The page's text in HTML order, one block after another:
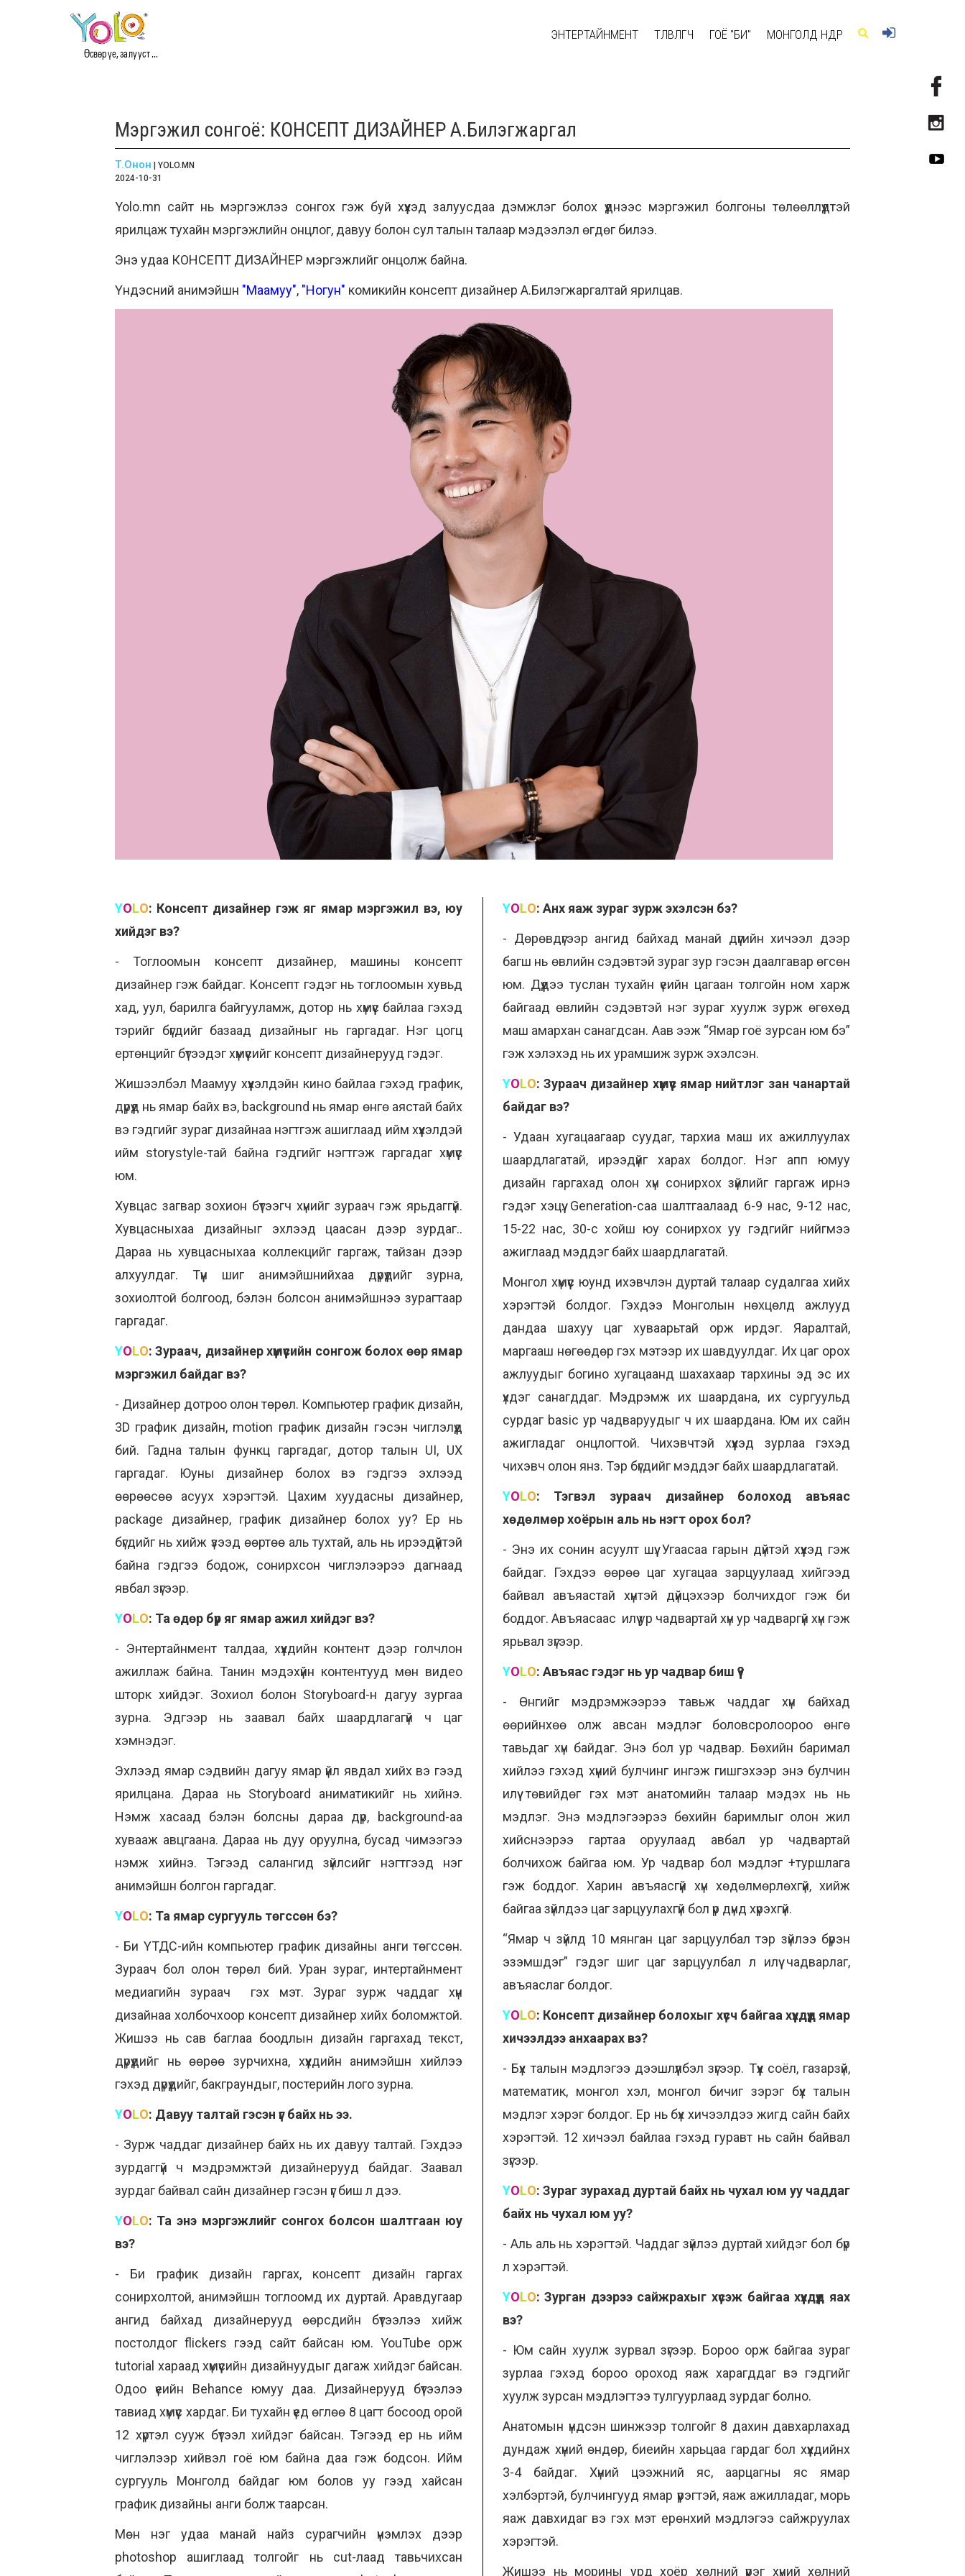
Өсвөр үе, залууст ...
ЭНТЕРТАЙНМЕНТ ТӨЛӨВЛӨГЧ ГОЁ "БИ" МОНГОЛД ӨНӨӨДӨР
Мэргэжил сонгоё: КОНСЕПТ ДИЗАЙНЕР А.Билэгжаргал
Т.Онон | YOLO.MN
2024-10-31
Yolo.mn сайт нь мэргэжлээ сонгох гэж буй хүүхэд залуусдаа дэмжлэг болох үүднээс мэргэжил болгоны төлөөллүүдтэй
ярилцаж тухайн мэргэжлийн онцлог, давуу болон сул талын талаар мэдээлэл өгдөг билээ.
Энэ удаа КОНСЕПТ ДИЗАЙНЕР мэргэжлийг онцолж байна.
Үндэсний анимэйшн "Маамуу", "Ногун" комикийн консепт дизайнер А.Билэгжаргалтай ярилцав.
YOLO: Консепт дизайнер гэж яг ямар мэргэжил вэ, юу
хийдэг вэ?
- Тоглоомын консепт дизайнер, машины консепт
дизайнер гэж байдаг. Консепт гэдэг нь тоглоомын хувьд
хад, уул, барилга байгууламж, дотор нь хүмүүс байлаа гэхэд
тэрийг бүгдийг базаад дизайныг нь гаргадаг. Нэг цогц
ертөнцийг бүтээдэг хүмүүсийг консепт дизайнерууд гэдэг.
Жишээлбэл Маамуу хүүхэлдэйн кино байлаа гэхэд график,
дүрүүд нь ямар байх вэ, background нь ямар өнгө аястай байх
вэ гэдгийг зураг дизайнаа нэгтгэж ашиглаад ийм хүүхэлдэй
ийм storystyle-тай байна гэдгийг нэгтгэж гаргадаг хүмүүс
юм.
Хувцас загвар зохион бүтээгч хүнийг зураач гэж ярьдаггүй.
Хувцасныхаа дизайныг эхлээд цаасан дээр зурдаг..
Дараа нь хувцасныхаа коллекцийг гаргаж, тайзан дээр
алхуулдаг. Түүн шиг анимэйшнийхаа дүрүүдийг зурна,
зохиолтой болгоод, бэлэн болсон анимэйшнээ зурагтаар
гаргадаг.
YOLO: Зураач, дизайнер хүмүүсийн сонгож болох өөр ямар
мэргэжил байдаг вэ?
- Дизайнер дотроо олон төрөл. Компьютер график дизайн,
3D график дизайн, motion график дизайн гэсэн чиглэлүүд
бий. Гадна талын функц гаргадаг, дотор талын UI, UX
гаргадаг. Юуны дизайнер болох вэ гэдгээ эхлээд
өөрөөсөө асуух хэрэгтэй. Цахим хуудасны дизайнер,
package дизайнер, график дизайнер болох уу? Ер нь
бүгдийг нь хийж үзээд өөртөө аль тухтай, аль нь ирээдүйтэй
байна гэдгээ бодож, сонирхсон чиглэлээрээ дагнаад
явбал зүгээр.
YOLO: Та өдөр бүр яг ямар ажил хийдэг вэ?
- Энтертайнмент талдаа, хүүхдийн контент дээр голчлон
ажиллаж байна. Танин мэдэхүйн контентууд мөн видео
шторк хийдэг. Зохиол болон Storyboard-н дагуу зургаа
зурна. Эдгээр нь заавал байх шаардлагагүй ч цаг
хэмнэдэг.
Эхлээд ямар сэдвийн дагуу ямар үйл явдал хийх вэ гээд
ярилцана. Дараа нь Storyboard аниматикийг нь хийнэ.
Нэмж хасаад бэлэн болсны дараа дүр, background-аа
хувааж авцгаана. Дараа нь дуу оруулна, бусад чимээгээ
нэмж хийнэ. Тэгээд салангид зүйлсийг нэгтгээд нэг
анимэйшн болгон гаргадаг.
YOLO: Та ямар сургууль төгссөн бэ?
- Би ҮТДС-ийн компьютер график дизайны анги төгссөн.
Зураач бол олон төрөл бий. Уран зураг, интертайнмент
медиагийн зураач гэх мэт. Зураг зурж чаддаг хүн
дизайнаа холбочхоор консепт дизайнер хийх боломжтой.
Жишээ нь сав баглаа боодлын дизайн гаргахад текст,
дүрүүдийг нь өөрөө зурчихна, хүүхдийн анимэйшн хийлээ
гэхэд дүрүүдийг, бакграундыг, постерийн лого зурна.
YOLO: Давуу талтай гэсэн үг байх нь ээ.
- Зурж чаддаг дизайнер байх нь их давуу талтай. Гэхдээ
зурдаггүй ч мэдрэмжтэй дизайнерууд байдаг. Заавал
зурдаг байвал сайн дизайнер гэсэн үг биш л дээ.
YOLO: Та энэ мэргэжлийг сонгох болсон шалтгаан юу
вэ?
- Би график дизайн гаргах, консепт дизайн гаргах
сонирхолтой, анимэйшн тоглоомд их дуртай. Аравдугаар
ангид байхад дизайнерууд өөрсдийн бүтээлээ хийж
постолдог flickers гээд сайт байсан юм. YouTube орж
tutorial хараад хүмүүсийн дизайнуудыг дагаж хийдэг байсан.
Одоо үеийн Behance юмуу даа. Дизайнерууд бүтээлээ
тавиад хүмүүс хардаг. Би тухайн үед өглөө 8 цагт босоод орой
12 хүртэл сууж бүтээл хийдэг байсан. Тэгээд ер нь ийм
чиглэлээр хийвэл гоё юм байна даа гэж бодсон. Ийм
сургууль Монголд байдаг юм болов уу гээд хайсан
график дизайны анги болж таарсан.
Мөн нэг удаа манай найз сурагчийн үнэмлэх дээр
photoshop ашиглаад толгойг нь cut-лаад тавьчихсан
YOLO: Анх яаж зураг зурж эхэлсэн бэ?
- Дөрөвдүгээр ангид байхад манай дүүгийн хичээл дээр
багш нь өвлийн сэдэвтэй зураг зур гэсэн даалгавар өгсөн
юм. Дүүдээ туслан тухайн үеийн цагаан толгойн ном харж
байгаад өвлийн сэдэвтэй нэг зураг хуулж зурж өгөхөд
маш амархан санагдсан. Аав ээж “Ямар гоё зурсан юм бэ”
гэж хэлэхэд нь их урамшиж зурж эхэлсэн.
YOLO: Зураач дизайнер хүмүүс ямар нийтлэг зан чанартай
байдаг вэ?
- Удаан хугацаагаар суудаг, тархиа маш их ажиллуулах
шаардлагатай, ирээдүйг харах болдог. Нэг апп юмуу
дизайн гаргахад олон хүн сонирхох зүйлийг гаргаж ирнэ
гэдэг хэцүү. Generation-саа шалтгаалаад 6-9 нас, 9-12 нас,
15-22 нас, 30-с хойш юу сонирхох уу гэдгийг нийгмээ
ажиглаад мэддэг байх шаардлагатай.
Монгол хүмүүс юунд ихэвчлэн дуртай талаар судалгаа хийх
хэрэгтэй болдог. Гэхдээ Монголын нөхцөлд ажлууд
дандаа шахуу цаг хуваарьтай орж ирдэг. Яаралтай,
маргааш нөгөөдөр гэх мэтээр их шавдуулдаг. Их цаг орох
ажлуудыг богино хугацаанд шахахаар тархины эд эс их
үхдэг санагддаг. Мэдрэмж их шаардана, их сургуульд
сурдаг basic ур чадваруудыг ч их шаардана. Юм их сайн
ажигладаг онцлогтой. Чихэвчтэй хүүхэд зурлаа гэхэд
чихэвч олон янз. Тэр бүгдийг мэддэг байх шаардлагатай.
YOLO:
Тэгвэл зураач дизайнер болоход авъяас
хөдөлмөр хоёрын аль нь нэгт орох бол?
- Энэ их сонин асуулт шүү. Угаасаа гарын дүйтэй хүүхэд гэж
байдаг. Гэхдээ өөрөө цаг хугацаа зарцуулаад хийгээд
байвал авъяастай хүнтэй дүйцэхээр болчихдог гэж би
боддог. Авъяасаас илүү ур чадвартай хүн ур чадваргүй хүн гэж
ярьвал зүгээр.
YOLO: Авъяас гэдэг нь ур чадвар биш үү?
- Өнгийг мэдрэмжээрээ тавьж чаддаг хүн байхад
өөрийнхөө олж авсан мэдлэг боловсролоороо өнгө
тавьдаг хүн байдаг. Энэ бол ур чадвар. Бөхийн баримал
хийлээ гэхэд хүний булчинг ингэж гишгэхээр энэ булчин
илүү төвийдөг гэх мэт анатомийн талаар мэдэх нь нь
мэдлэг. Энэ мэдлэгээрээ бөхийн баримлыг олон жил
хийснээрээ гартаа оруулаад авбал ур чадвартай
болчихож байгаа юм. Ур чадвар бол мэдлэг +туршлага
гэж боддог. Харин авъяасгүй хүн хөдөлмөрлөхгүй, хийж
байгаа зүйлдээ цаг зарцуулахгүй бол үр дүнд хүрэхгүй.
“Ямар ч зүйлд 10 мянган цаг зарцуулбал тэр зүйлээ бүрэн
эзэмшдэг” гэдэг шиг цаг зарцуулбал л илүү чадварлаг,
авъяаслаг болдог.
YOLO: Консепт дизайнер болохыг хүсч байгаа хүүхдүүд ямар
хичээлдээ анхаарах вэ?
- Бүх талын мэдлэгээ дээшлүүлбэл зүгээр. Түүх соёл, газарзүй,
математик, монгол хэл, монгол бичиг зэрэг бүх талын
мэдлэг хэрэг болдог. Ер нь бүх хичээлдээ жигд сайн байх
хэрэгтэй. 12 хичээл байлаа гэхэд гуравт нь сайн байвал
зүгээр.
YOLO: Зураг зурахад дуртай байх нь чухал юм уу чаддаг
байх нь чухал юм уу?
- Аль аль нь хэрэгтэй. Чаддаг зүйлээ дуртай хийдэг бол бүр
л хэрэгтэй.
YOLO: Зурган дээрээ сайжрахыг хүсэж байгаа хүүхдүүд яах
вэ?
- Юм сайн хуулж зурвал зүгээр. Бороо орж байгаа зураг
зурлаа гэхэд бороо ороход яаж харагддаг вэ гэдгийг
хуулж зурсан мэдлэгтээ тулгуурлаад зурдаг болно.
Анатомын үндсэн шинжээр толгойг 8 дахин давхарлахад
дундаж хүний өндөр, биеийн харьцаа гардаг бол хүүхдийнх
3-4 байдаг. Хүний цээжний яс, аарцагны яс ямар
хэлбэртэй, булчингууд ямар үүрэгтэй, яаж ажилладаг, морь
яаж давхидаг вэ гэх мэт ерөнхий мэдлэгээ сайжруулах
хэрэгтэй.
Жишээ нь морины урд хоёр хөлний үүрэг хүний хөлний